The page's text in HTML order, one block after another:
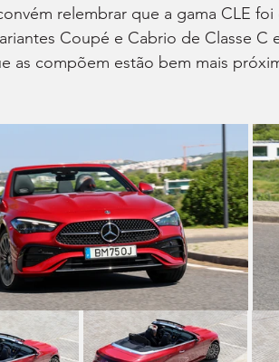
relembrar que a gama CLE
Coupé e Cabrio de Classe C
as compõem estão bem mais